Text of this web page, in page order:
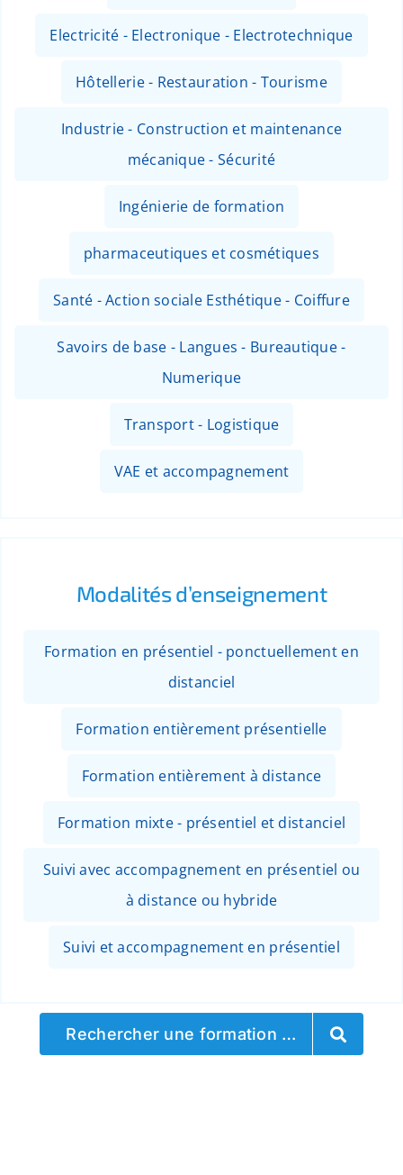
Electricité - Electronique - Electrotechnique
Hôtellerie - Restauration - Tourisme
Industrie - Construction et maintenance
mécanique - Sécurité
Ingénierie de formation
pharmaceutiques et cosmétiques
Santé - Action sociale Esthétique - Coiffure
Savoirs de base - Langues - Bureautique -
Numerique
Transport - Logistique
VAE et accompagnement
Modalités d’enseignement
Formation en présentiel - ponctuellement en
distanciel
Formation entièrement présentielle
Formation entièrement à distance
Formation mixte - présentiel et distanciel
Suivi avec accompagnement en présentiel ou
à distance ou hybride
Suivi et accompagnement en présentiel
Rechercher une formation …